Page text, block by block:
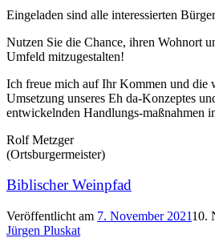
Eingeladen sind alle interessierten
Nutzen Sie die Chance, ihren Wohnort
Umfeld mitzugestalten!
Ich freue mich auf Ihr Kommen und die
Umsetzung unseres Eh da-Konzeptes
entwickelnden Handlungs-maßnahmen
Rolf Metzger
(Ortsburgermeister)
Biblischer Weinpfad
Veröffentlicht am 7. November 202110.
Jürgen Pluskat